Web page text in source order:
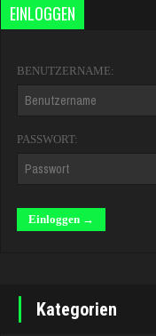
EINLOGGEN
BENUTZERNAME:
PASSWORT:
Kategorien